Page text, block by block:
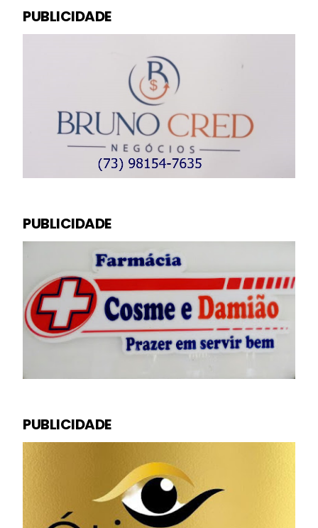
PUBLICIDADE
PUBLICIDADE
PUBLICIDADE